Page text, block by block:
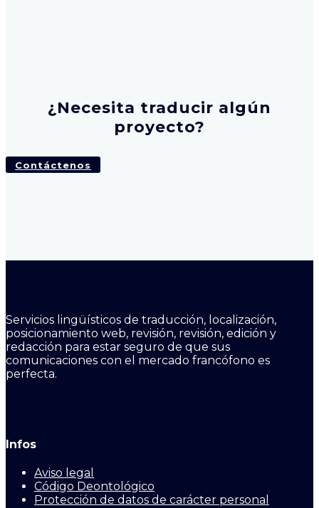
¿Necesita traducir algún
proyecto?
Contáctenos
Servicios lingüísticos de traducción, localización,
posicionamiento web, revisión, revisión, edición y
redacción para estar seguro de que sus
comunicaciones con el mercado francófono es
perfecta.
Infos
Aviso legal
Código Deontológico
Protección de datos de carácter personal